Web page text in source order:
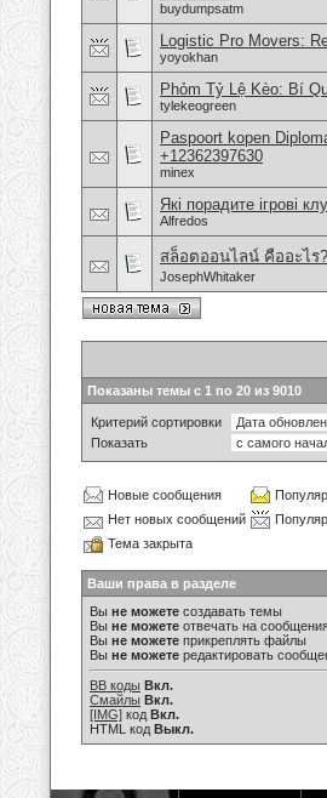
buydumpsatm
Logistic Pro Movers:
yoyokhan
Phỏm Tỷ Lệ Kèo: Bí
tylekeogreen
Paspoort kopen
+12362397630
minex
Які порадите ігрові
Alfredos
สล็อตออนไลน์ คืออะไร
JosephWhitaker
Показаны темы с 1 по 20 из 9010
Критерий сортировки
Показать
Новые сообщения
Нет новых сообщений
Тема закрыта
Ваши права в разделе
Вы не можете создавать темы
Вы не можете отвечать на
Вы не можете прикреплять файлы
Вы не можете редактировать
BB коды Вкл.
Смайлы Вкл.
[IMG] код Вкл.
HTML код Выкл.